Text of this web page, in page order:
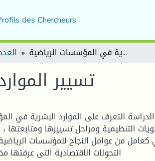
des Chercheurs
تسيير الموارد البشرية في المؤسسات الرياضية
تسيير
التعرف على الموارد البشرية في
التنظيمية ومراحل تسييرها ومتابعتها ،
كعامل من عوامل النجاح للمؤسسات
التحولات الاقتصادية التى